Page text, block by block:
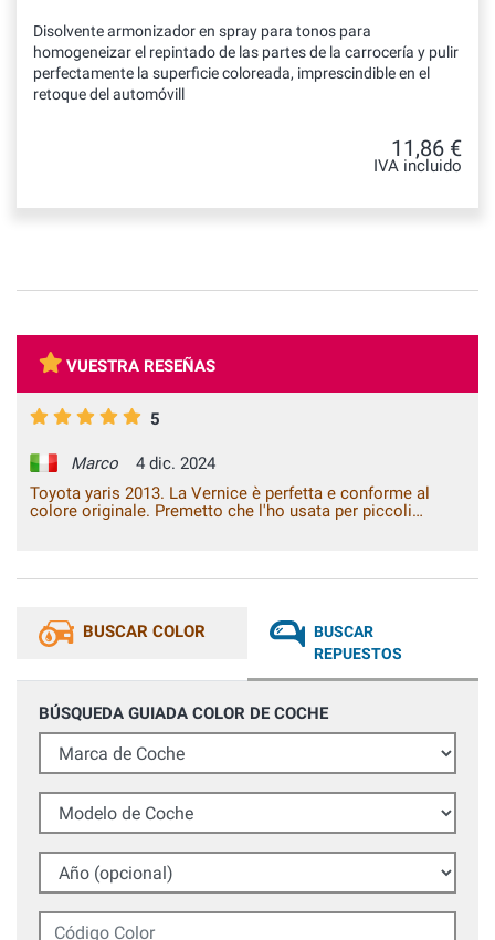
Disolvente armonizador en spray para tonos para
homogeneizar el repintado de las partes de la carrocería y pulir
perfectamente la superficie coloreada, imprescindible en el
retoque del automóvill
11,86 €
IVA incluido
VUESTRA RESEÑAS
5
Marco
4 dic. 2024
Toyota yaris 2013. La Vernice è perfetta e conforme al
colore originale. Premetto che l'ho usata per piccoli
BUSCAR COLOR
BUSCAR
REPUESTOS
BÚSQUEDA GUIADA COLOR DE COCHE
Marca de Coche
Modelo de Coche
Año (opcional)
Código Color